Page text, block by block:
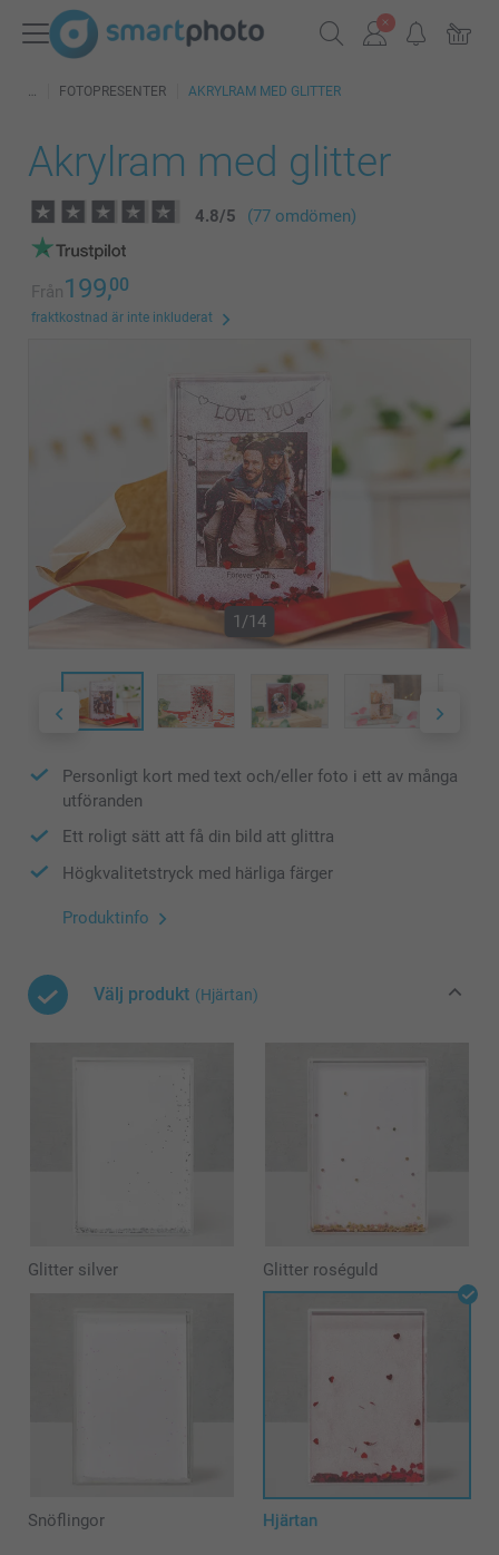
FOTOPRESENTER AKRYLRAM MED GLITTER
Akrylram med glitter
4.8/5 (77 omdömen)
Från199,00
fraktkostnad är inte inkluderat
1/14
Personligt kort med text och/eller foto i ett av många
utföranden
Ett roligt sätt att få din bild att glittra
Högkvalitetstryck med härliga färger
Produktinfo
Välj produkt (Hjärtan)
Glitter silver Glitter roséguld
Snöflingor Hjärtan